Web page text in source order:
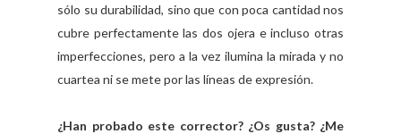
sólo su durabilidad, sino que con poca cantidad nos
cubre perfectamente las dos ojera e incluso otras
imperfecciones, pero a la vez ilumina la mirada y no
cuartea ni se mete por las líneas de expresión.
¿Han probado este corrector? ¿Os gusta? ¿Me